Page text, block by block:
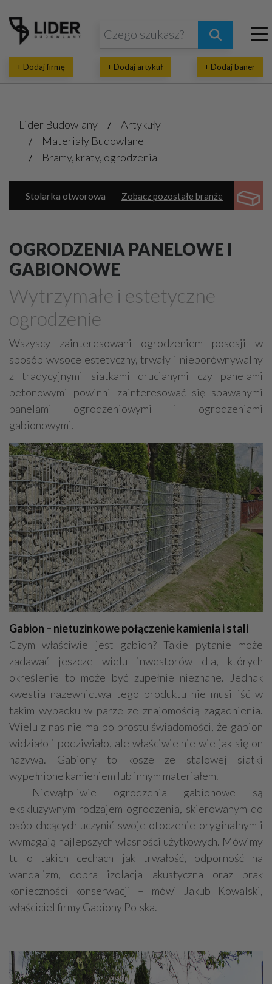
+ Dodaj firmę + Dodaj artykuł + Dodaj baner
Lider Budowlany
Artykuły
Materiały Budowlane
Bramy, kraty, ogrodzenia
Zobacz pozostałe branże
Stolarka otworowa
Elewacje, zabezpieczenia
Systemy budowlane
Drewno, konstrukcje drewniane
Farby, kleje, lakiery, emalie
Beton
Cegły, pustaki, bloczki
Techniki zamocowań
Kostka brukowa, granitowa
Beton komórkowy
Kruszywa
Systemy kominowe
Izolacje akustyczne
Składy budowlane
Stal, wyroby stalowe
Sklejki Blachy
Szkło
Tworzywa sztuczne
Filtry
Metale
OGRODZENIA PANELOWE I
GABIONOWE
Wytrzymałe i estetyczne
ogrodzenie
Wszyscy zainteresowani ogrodzeniem posesji w
sposób wysoce estetyczny, trwały i nieporównywalny
z tradycyjnymi siatkami drucianymi czy panelami
betonowymi powinni zainteresować się spawanymi
panelami ogrodzeniowymi i ogrodzeniami
gabionowymi.
Gabion – nietuzinkowe połączenie kamienia i stali
Czym właściwie jest gabion? Takie pytanie może
zadawać jeszcze wielu inwestorów dla, których
określenie to może być zupełnie nieznane. Jednak
kwestia nazewnictwa tego produktu nie musi iść w
takim wypadku w parze ze znajomością zagadnienia.
Wielu z nas nie ma po prostu świadomości, że gabion
widziało i podziwiało, ale właściwie nie wie jak się on
nazywa. Gabiony to kosze ze stalowej siatki
wypełnione kamieniem lub innym materiałem.
– Niewątpliwie ogrodzenia gabionowe są
ekskluzywnym rodzajem ogrodzenia, skierowanym do
osób chcących uczynić swoje otoczenie oryginalnym i
wymagają najlepszych własności użytkowych. Mówimy
tu o takich cechach jak trwałość, odporność na
wandalizm, dobra izolacja akustyczna oraz brak
konieczności konserwacji – mówi Jakub Kowalski,
właściciel firmy Gabiony Polska.